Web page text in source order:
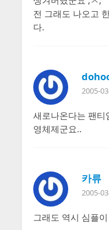
전 그래도 나오고
다.
2005-
새로나온다는 팬티
영체제군요..
카류
2005-
그래도 역시 심플